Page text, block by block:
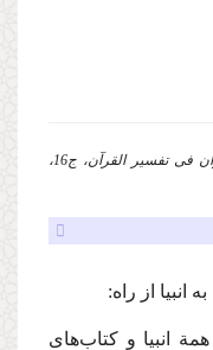
1. ر.ك: سیدمحمدحسین طباطبایی، المیزان فی تفسیر القرآن، ج16،
انبیا و كتاب‌های